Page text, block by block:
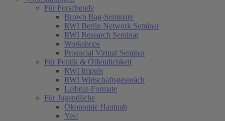
Für Forschende
Brown Bag-Seminare
RWI Berlin Network Seminar
RWI Research Seminar
Workshops
Prosocial Virtual Seminar
Für Politik & Öffentlichkeit
RWI Impuls
RWI Wirtschaftsgespräch
Leibniz-Formate
Für Jugendliche(current)
Ökonomie Hautnah
Yes!